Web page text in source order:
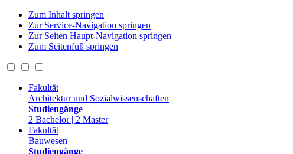
Zum Inhalt springen
Zur Service-Navigation springen
Zur Seiten Haupt-Navigation springen
Zum Seitenfuß springen
Fakultät
Architektur und Sozialwissenschaften
Studiengänge
2 Bachelor | 2 Master
Fakultät
Bauwesen
Studiengänge